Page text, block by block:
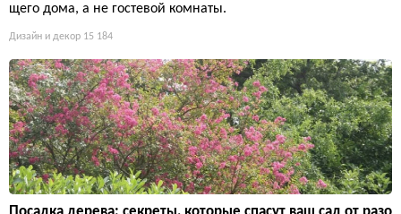
щего дома, а не гостевой комнаты.
Дизайн и декор 15 184